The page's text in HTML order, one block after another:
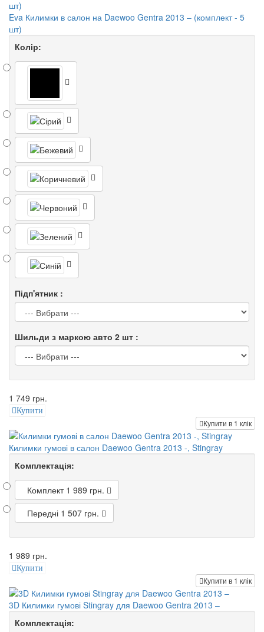
Eva Килимки в салон на Daewoo Gentra 2013 – (комплект - 5
шт)
Колір:
Підп'ятник :
Шильди з маркою авто 2 шт :
1 749 грн.
Купити
Купити в 1 клік
Килимки гумові в салон Daewoo Gentra 2013 -, Stingray
Комплектація:
Комплект 1 989 грн.
Передні 1 507 грн.
1 989 грн.
Купити
Купити в 1 клік
3D Килимки гумові Stingray для Daewoo Gentra 2013 –
Комплектація: